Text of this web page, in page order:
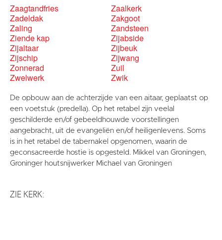
Zaagtandfries
Zaalkerk
Zadeldak
Zakgoot
Zaling
Zandsteen
Ziende kap
Zijabside
Zijaltaar
Zijbeuk
Zijschip
Zijwang
Zonnerad
Zuil
Zwelwerk
Zwik
De opbouw aan de achterzijde van een aitaar, geplaatst op
een voetstuk (predella). Op het retabel zijn veelal
geschilderde en/of gebeeldhouwde voorstellingen
aangebracht, uit de evangeliën en/of heiligenlevens. Soms
is in het retabel de tabernakel opgenomen, waarin de
geconsacreerde hostie is opgesteld. Mikkel van Groningen,
Groninger houtsnijwerker Michael van Groningen
ZIE KERK: